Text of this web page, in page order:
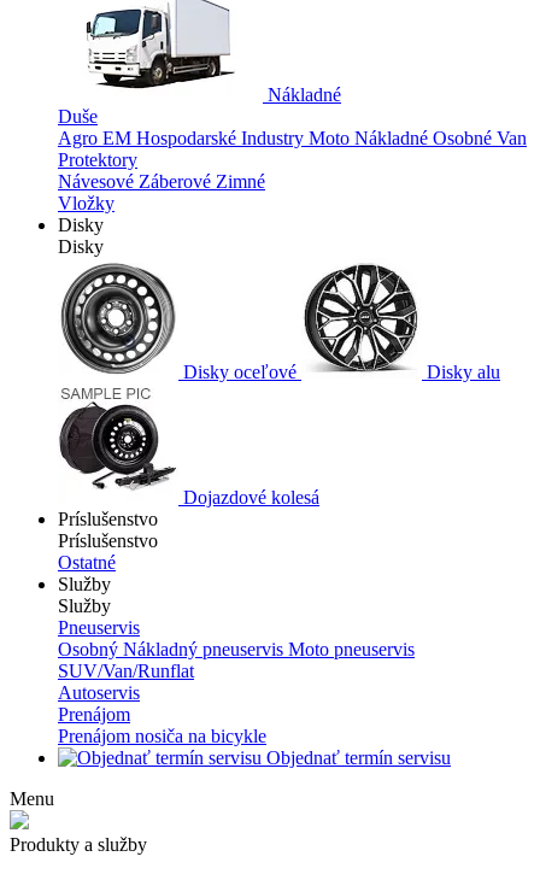
Nákladné
Duše
Agro EM Hospodarské Industry Moto Nákladné Osobné Van
Protektory
Návesové Záberové Zimné
Vložky
Disky
Disky
Disky oceľové Disky alu
Dojazdové kolesá
Príslušenstvo
Príslušenstvo
Ostatné
Služby
Služby
Pneuservis
Osobný Nákladný pneuservis Moto pneuservis
SUV/Van/Runflat
Autoservis
Prenájom
Prenájom nosiča na bicykle
Objednať termín servisu
Menu
Produkty a služby